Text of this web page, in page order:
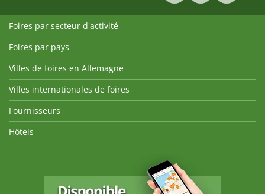
Foires par secteur d'activité
Foires par pays
Villes de foires en Allemagne
Villes internationales de foires
Fournisseurs
Hôtels